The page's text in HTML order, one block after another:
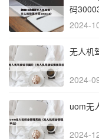
码
2024-
无人机
2024-
uom无
2024-